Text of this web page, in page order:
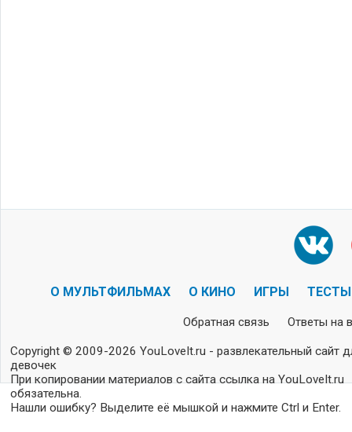
О МУЛЬТФИЛЬМАХ О КИНО ИГРЫ ТЕСТЫ
Обратная связь Ответы на
Copyright © 2009-2026 YouLoveIt.ru - развлекательный сайт
девочек
При копировании материалов с сайта ссылка на YouLoveIt.ru
обязательна.
Нашли ошибку? Выделите её мышкой и нажмите Ctrl и Enter.